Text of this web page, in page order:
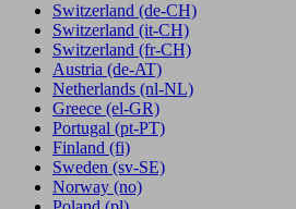
Switzerland (de-CH)
Switzerland (it-CH)
Switzerland (fr-CH)
Austria (de-AT)
Netherlands (nl-NL)
Greece (el-GR)
Portugal (pt-PT)
Finland (fi)
Sweden (sv-SE)
Norway (no)